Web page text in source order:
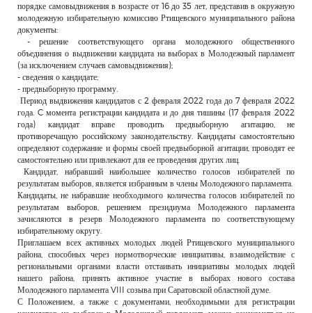
порядке самовыдвижения в возрасте от 16 до 35 лет, представив в окружную
молодежную избирательную комиссию Ртищевского муниципального района
документы:
- решение соответствующего органа молодежного общественного
объединения о выдвижении кандидата на выборах в Молодежный парламент
(за исключением случаев самовыдвижения);
- сведения о кандидате;
- предвыборную программу.
Период выдвижения кандидатов с 2 февраля 2022 года до 7 февраля 2022
года. C момента регистрации кандидата и до дня тишины (17 февраля 2022
года) кандидат вправе проводить предвыборную агитацию, не
противоречащую российскому законодательству. Кандидаты самостоятельно
определяют содержание и формы своей предвыборной агитации, проводят ее
самостоятельно или привлекают для ее проведения других лиц.
Кандидат, набравший наибольшее количество голосов избирателей по
результатам выборов, является избранным в члены Молодежного парламента.
Кандидаты, не набравшие необходимого количества голосов избирателей по
результатам выборов, решением президиума Молодежного парламента
зачисляются в резерв Молодежного парламента по соответствующему
избирательному округу.
Приглашаем всех активных молодых людей Ртищевского муниципального
района, способных через нормотворческие инициативы, взаимодействие с
региональными органами власти отстаивать инициативы молодых людей
нашего района, принять активное участие в выборах нового состава
Молодежного парламента VIII созыва при Саратовской областной думе.
С Положением, а также с документами, необходимыми для регистрации